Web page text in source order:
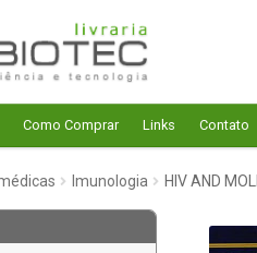
Como Comprar Links Contato
Imunologia HIV AND